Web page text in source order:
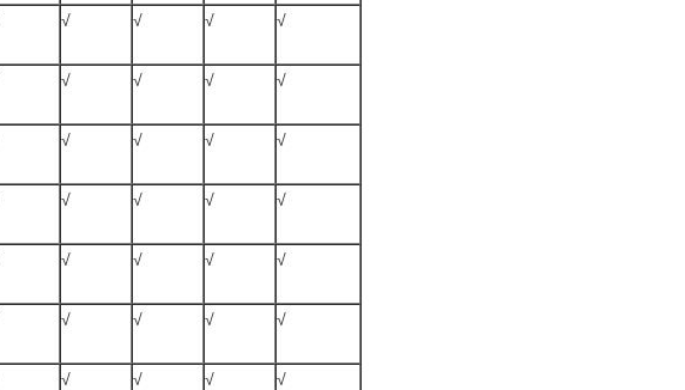
√ √ √ √
√ √ √ √
√ √ √ √
√ √ √ √
√ √ √ √
√ √ √ √
√ √ √ √